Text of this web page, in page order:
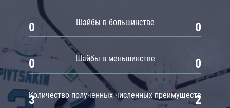
Шайбы в большинстве
0 0
Шайбы в меньшинстве
0 0
Количество полученных численных преимуществ
3 2